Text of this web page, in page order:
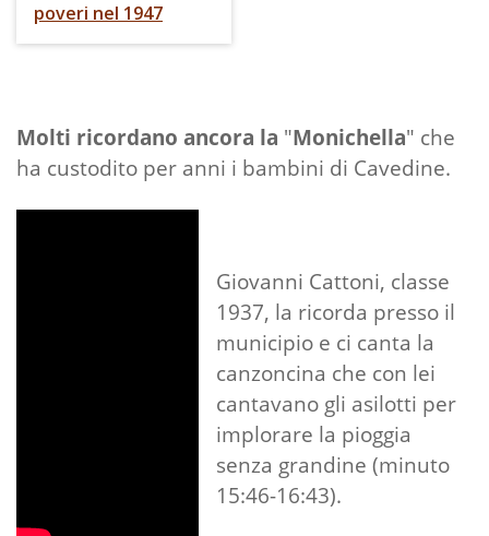
poveri nel 1947
Molti ricordano ancora la "Monichella" che
ha custodito per anni i bambini di Cavedine.
Giovanni Cattoni, classe
1937, la ricorda presso il
municipio e ci canta la
canzoncina che con lei
cantavano gli asilotti per
implorare la pioggia
senza grandine (minuto
15:46-16:43).